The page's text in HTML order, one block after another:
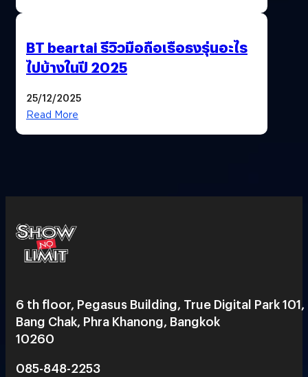
BT beartai รีวิวมือถือเรือธงรุ่นอะไร
ไปบ้างในปี 2025
25/12/2025
Read More
6 th floor, Pegasus Building, True Digital Park 101,
Bang Chak, Phra Khanong, Bangkok
10260
085-848-2253